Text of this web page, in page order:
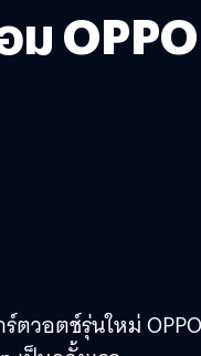
ตวอตช์รุ่นใหม่ OPPO